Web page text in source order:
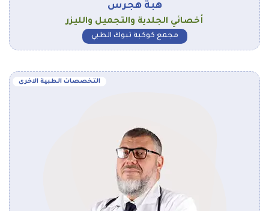
هبة هجرس
أخصائي الجلدية والتجميل والليزر
مجمع كوكبة تبوك الطبي
التخصصات الطبية الاخرى